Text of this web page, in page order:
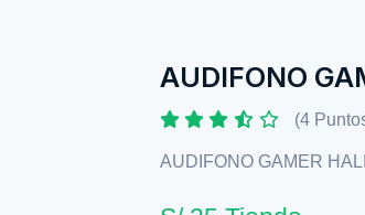
AUDIFONO
(4
AUDIFONO GAMER